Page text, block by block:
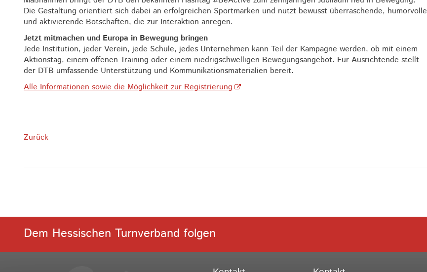
Die Gestaltung orientiert sich dabei an erfolgreichen Sportmarken und nutzt bewusst überraschende, humorvolle
und aktivierende Botschaften, die zur Interaktion anregen.
Jetzt mitmachen und Europa in Bewegung bringen
Jede Institution, jeder Verein, jede Schule, jedes Unternehmen kann Teil der Kampagne werden, ob mit einem
Aktionstag, einem offenen Training oder einem niedrigschwelligen Bewegungsangebot. Für Ausrichtende stellt
der DTB umfassende Unterstützung und Kommunikationsmaterialien bereit.
Alle Informationen sowie die Möglichkeit zur Registrierung
Zurück
Dem Hessischen Turnverband folgen